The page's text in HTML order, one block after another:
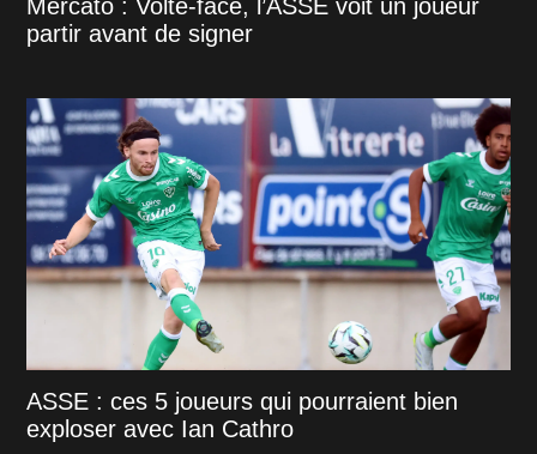
Mercato : Volte-face, l’ASSE voit un joueur
partir avant de signer
ASSE : ces 5 joueurs qui pourraient bien
exploser avec Ian Cathro